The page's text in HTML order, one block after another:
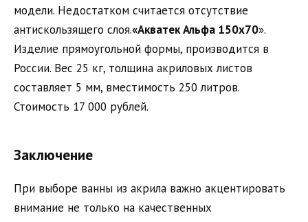
модели. Недостатком считается отсутствие
антискользящего слоя.«Акватек Альфа 150х70».
Изделие прямоугольной формы, производится в
России. Вес 25 кг, толщина акриловых листов
составляет 5 мм, вместимость 250 литров.
Стоимость 17 000 рублей.
Заключение
При выборе ванны из акрила важно акцентировать
внимание не только на качественных